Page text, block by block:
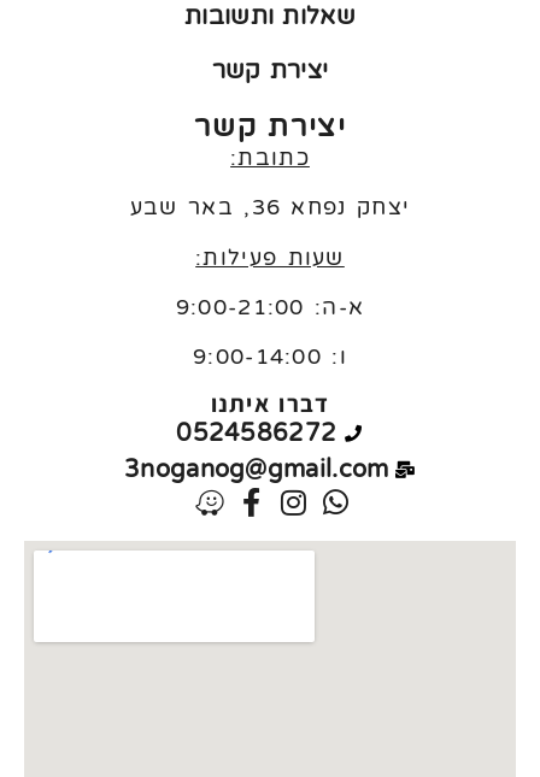
שאלות ותשובות
יצירת קשר
יצירת קשר
כתובת:
יצחק נפחא 36, באר שבע
שעות פעילות:
א-ה: 9:00-21:00
ו: 9:00-14:00
דברו איתנו
0524586272
3noganog@gmail.com